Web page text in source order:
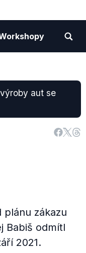
aut se
zákazu
Babiš odmítl
2021.